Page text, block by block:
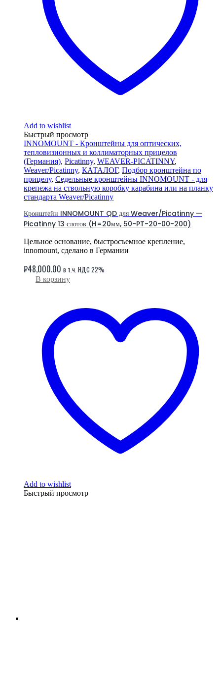
Add to wishlist
Быстрый просмотр
INNOMOUNT - Кронштейны для оптических,
тепловизионных и коллиматорных прицелов
(Германия), Picatinny, WEAVER-PICATINNY,
Weaver/Picatinny, КАТАЛОГ, Подбор кронштейна по
прицелу, Седельные кронштейны INNOMOUNT - для
крепежа на ствольную коробку карабина или на планку
стандарта Weaver/Picatinny
Кронштейн INNOMOUNT QD для Weaver/Picatinny —
Picatinny 13 слотов (H=20мм, 50-PT-20-00-200)
Цельное основание, быстросъемное крепление,
innomount, сделано в Германии
₽48,000.00 в т.ч. НДС 22%
В корзину
Add to wishlist
Быстрый просмотр